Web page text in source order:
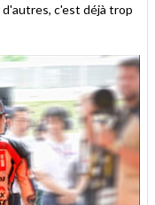
d'autres, c'est déjà trop